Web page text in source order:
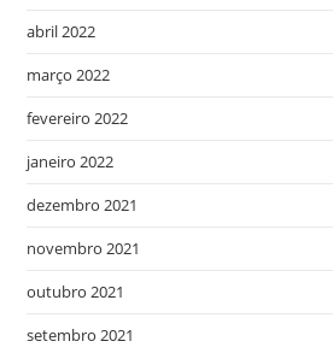
abril 2022
março 2022
fevereiro 2022
janeiro 2022
dezembro 2021
novembro 2021
outubro 2021
setembro 2021